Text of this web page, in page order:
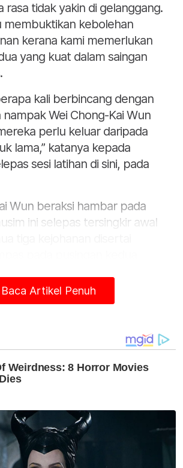
rasa tidak yakin di gelanggang.
membuktikan kebolehan
kerana kami memerlukan
yang kuat dalam saingan
kali berbincang dengan
nampak Wei Chong-Kai Wun
perlu keluar daripada
lama,” katanya kepada
sesi latihan di sini, pada
Wun beraksi hambar pada
ini selepas tersingkir awal
Muhammad Rian
20-22, bulan lepas.
dipertaruhkan sebagai
manakala Wei Chong-
dengan pasangan
Yew Sin-Teo Ee Yi (ranking
Fei-Nur Izzuddin Rumsani
dan Choong Hon Jian-
Nazri (ranking ke-39) bagi
ke Piala Thomas 2024.
Baca Artikel Penuh